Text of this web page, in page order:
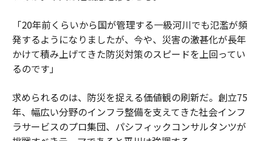
「20年前くらいから国が管理する一級河川でも氾濫が頻
発するようになりましたが、今や、災害の激甚化が長年
かけて積み上げてきた防災対策のスピードを上回ってい
るのです」
求められるのは、防災を捉える価値観の刷新だ。創立75
年、幅広い分野のインフラ整備を支えてきた社会インフ
ラサービスのプロ集団、パシフィックコンサルタンツが